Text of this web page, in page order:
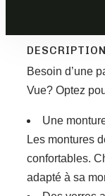
DESCRIPTION
Besoin d’une
Vue? Optez
Une
Les montures
confortables.
adapté à sa